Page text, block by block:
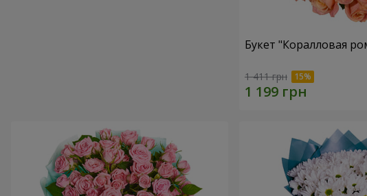
Букет "Коралловая
1 411 грн